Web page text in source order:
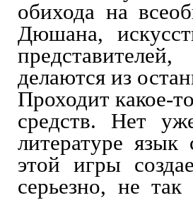
обихода на
Дюшана,
делаются из
Проходит какое-
средств. Нет
литературе язык
этой игры
серьезно, не